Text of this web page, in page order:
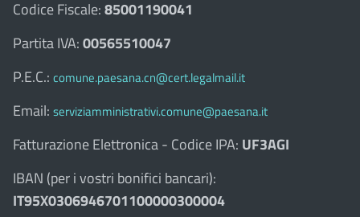
Codice Fiscale:85001190041
Partita IVA:00565510047
P.E.C.: comune.paesana.cn@cert.legalmail.it
Email: serviziamministrativi.comune@paesana.it
Fatturazione Elettronica - Codice IPA: UF3AGI
IBAN (per i vostri bonifici bancari):
IT95X0306946701100000300004